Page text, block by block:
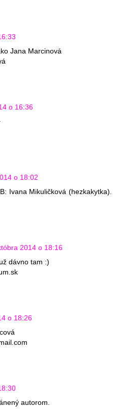
Jana Marcinová
o 16:36
o 18:02
Ivana Mikuličková (hezkakytka).
2014 o 18:16
dávno tam :)
o 18:26
autorom.